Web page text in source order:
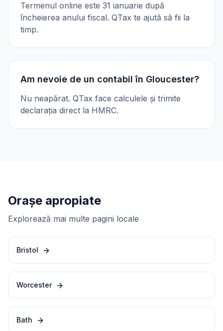
Termenul online este 31 ianuarie după
încheierea anului fiscal. QTax te ajută să fii la
timp.
Am nevoie de un contabil în Gloucester?
Nu neapărat. QTax face calculele și trimite
declarația direct la HMRC.
Orașe apropiate
Explorează mai multe pagini locale
Bristol
Worcester
Bath